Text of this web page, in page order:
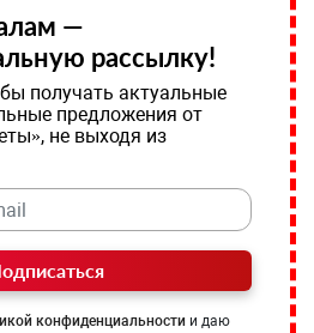
—
рассылку!
получать актуальные
предложения от
не выходя из
конфиденциальности и даю